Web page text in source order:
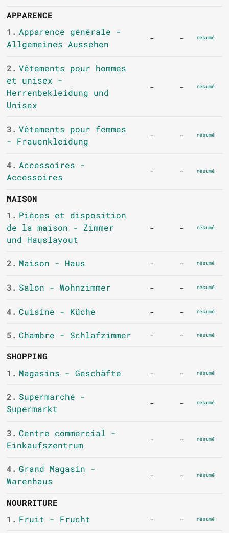
APPARENCE
1. Apparence générale -
Allgemeines Aussehen
- - résumé
2. Vêtements pour hommes
et unisex -
Herrenbekleidung und
Unisex
- - résumé
3. Vêtements pour femmes
- Frauenkleidung
- - résumé
4. Accessoires -
Accessoires
- - résumé
MAISON
1. Pièces et disposition
de la maison - Zimmer
und Hauslayout
- - résumé
2. Maison - Haus - - résumé
3. Salon - Wohnzimmer - - résumé
4. Cuisine - Küche - - résumé
5. Chambre - Schlafzimmer - - résumé
SHOPPING
1. Magasins - Geschäfte - - résumé
2. Supermarché -
Supermarkt
- - résumé
3. Centre commercial -
Einkaufszentrum
- - résumé
4. Grand Magasin -
Warenhaus
- - résumé
NOURRITURE
1. Fruit - Frucht - - résumé